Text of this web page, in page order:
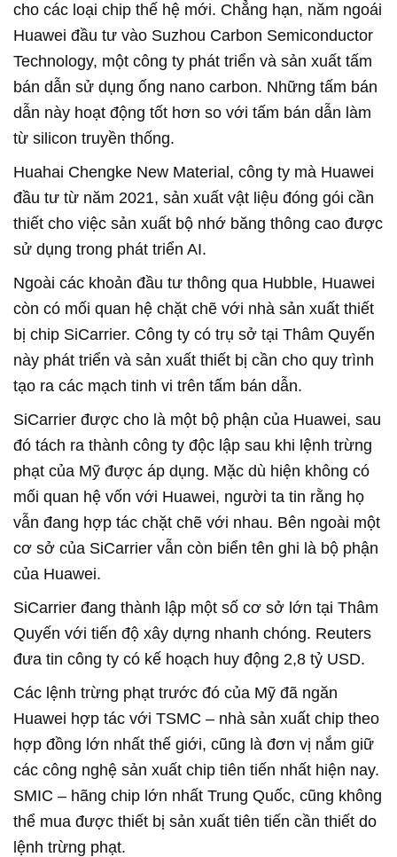
cho các loại chip thế hệ mới. Chẳng hạn, năm ngoái
Huawei đầu tư vào Suzhou Carbon Semiconductor
Technology, một công ty phát triển và sản xuất tấm
bán dẫn sử dụng ống nano carbon. Những tấm bán
dẫn này hoạt động tốt hơn so với tấm bán dẫn làm
từ silicon truyền thống.
Huahai Chengke New Material, công ty mà Huawei
đầu tư từ năm 2021, sản xuất vật liệu đóng gói cần
thiết cho việc sản xuất bộ nhớ băng thông cao được
sử dụng trong phát triển AI.
Ngoài các khoản đầu tư thông qua Hubble, Huawei
còn có mối quan hệ chặt chẽ với nhà sản xuất thiết
bị chip SiCarrier. Công ty có trụ sở tại Thâm Quyến
này phát triển và sản xuất thiết bị cần cho quy trình
tạo ra các mạch tinh vi trên tấm bán dẫn.
SiCarrier được cho là một bộ phận của Huawei, sau
đó tách ra thành công ty độc lập sau khi lệnh trừng
phạt của Mỹ được áp dụng. Mặc dù hiện không có
mối quan hệ vốn với Huawei, người ta tin rằng họ
vẫn đang hợp tác chặt chẽ với nhau. Bên ngoài một
cơ sở của SiCarrier vẫn còn biển tên ghi là bộ phận
của Huawei.
SiCarrier đang thành lập một số cơ sở lớn tại Thâm
Quyến với tiến độ xây dựng nhanh chóng. Reuters
đưa tin công ty có kế hoạch huy động 2,8 tỷ USD.
Các lệnh trừng phạt trước đó của Mỹ đã ngăn
Huawei hợp tác với TSMC – nhà sản xuất chip theo
hợp đồng lớn nhất thế giới, cũng là đơn vị nắm giữ
các công nghệ sản xuất chip tiên tiến nhất hiện nay.
SMIC – hãng chip lớn nhất Trung Quốc, cũng không
thể mua được thiết bị sản xuất tiên tiến cần thiết do
lệnh trừng phạt.